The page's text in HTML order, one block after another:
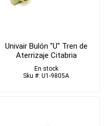
Univair Bulón "U" Tren de
Aterrizaje Citabria
En stock
Sku #: U1-9805A